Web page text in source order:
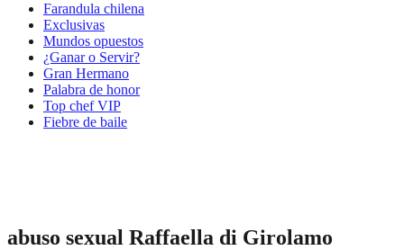
Farandula chilena
Exclusivas
Mundos opuestos
¿Ganar o Servir?
Gran Hermano
Palabra de honor
Top chef VIP
Fiebre de baile
abuso sexual Raffaella di Girolamo